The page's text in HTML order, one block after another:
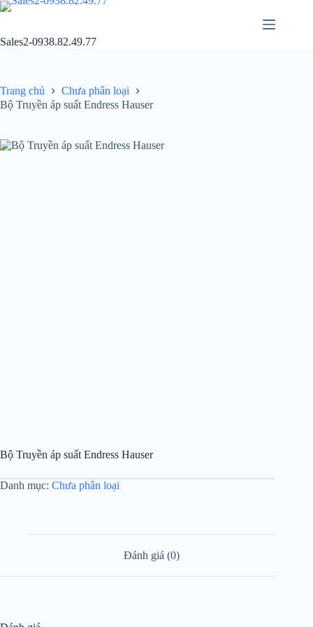
Chuyển
nội
Sales2-0938.82.49.77
Trang chủ
Chưa phân loại
Bộ Truyền áp suất Endress Hauser
Bộ Truyền áp suất Endress Hauser
Danh mục: Chưa phân loại
Đánh giá (0)